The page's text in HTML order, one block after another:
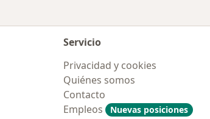
Servicio
Privacidad y cookies
Quiénes somos
Contacto
Empleos
Nuevas posiciones